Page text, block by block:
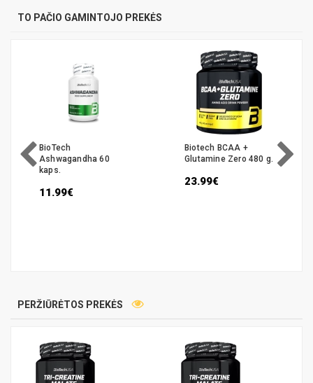
TO PAČIO GAMINTOJO PREKĖS
BioTech
Ashwagandha 60
kaps.
11.99€
Biotech BCAA +
Glutamine Zero 480 g.
23.99€
PERŽIŪRĖTOS PREKĖS